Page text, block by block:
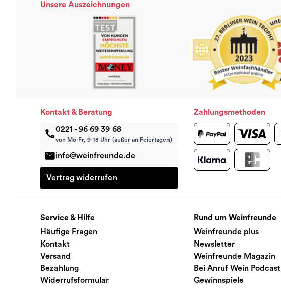
Unsere Auszeichnungen
Kontakt & Beratung
0221 - 96 69 39 68
von Mo-Fr, 9-18 Uhr (außer an Feiertagen)
info@weinfreunde.de
Vertrag widerrufen
Zahlungsmethoden
Service & Hilfe
Häufige Fragen
Kontakt
Versand
Bezahlung
Widerrufsformular
Rund um Weinfreunde
Weinfreunde plus
Newsletter
Weinfreunde Magazin
Bei Anruf Wein Podcast
Gewinnspiele